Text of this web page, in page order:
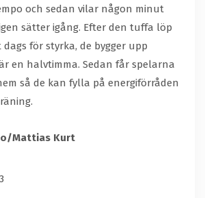
och sedan vilar någon minut
sätter igång. Efter den tuffa löp
för styrka, de bygger upp
en halvtimma. Sedan får spelarna
så de kan fylla på energiförråden
Mattias Kurt